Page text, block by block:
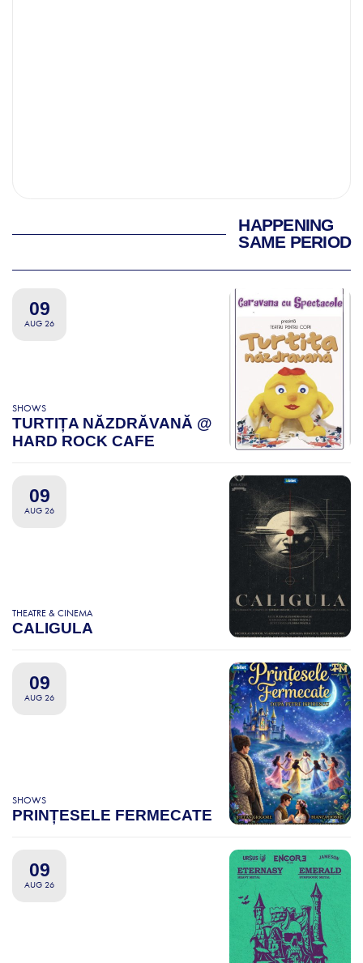
HAPPENING
SAME PERIOD
09
AUG 26
SHOWS
TURTIȚA NĂZDRĂVANĂ @
HARD ROCK CAFE
09
AUG 26
THEATRE & CINEMA
CALIGULA
09
AUG 26
SHOWS
PRINȚESELE FERMECATE
09
AUG 26